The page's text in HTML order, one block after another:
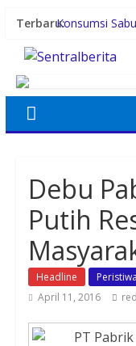
Terbaru:Konsumsi
Pemerintah
Kelapa di Nias
Syaratnya
Utara
Debu
Putih
Headline
Peristiwa
April 11, 2016